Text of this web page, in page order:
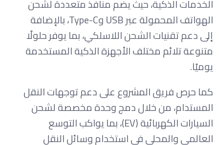
الخدمات الذكية، حيث يضم منافذ متعددة لشحن
الهواتف المحمولة عبر USB وType-C، بالإضافة
إلى دعم تقنيات الشحن اللاسلكي، بما يوفر حلولًا
متنوعة تلائم مختلف الأجهزة الذكية المستخدمة
يوميًا.
كما حرص فريق المشروع على دعم توجهات النقل
المستدام، من خلال دمج وحدة مخصصة لشحن
السيارات الكهربائية (EV)، بما يواكب التوسع
العالمي والمحلي في استخدام وسائل النقل